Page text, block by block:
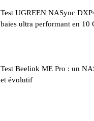
Test UGREEN NASync
baies ultra performant en 10
Test Beelink ME Pro : un
et évolutif